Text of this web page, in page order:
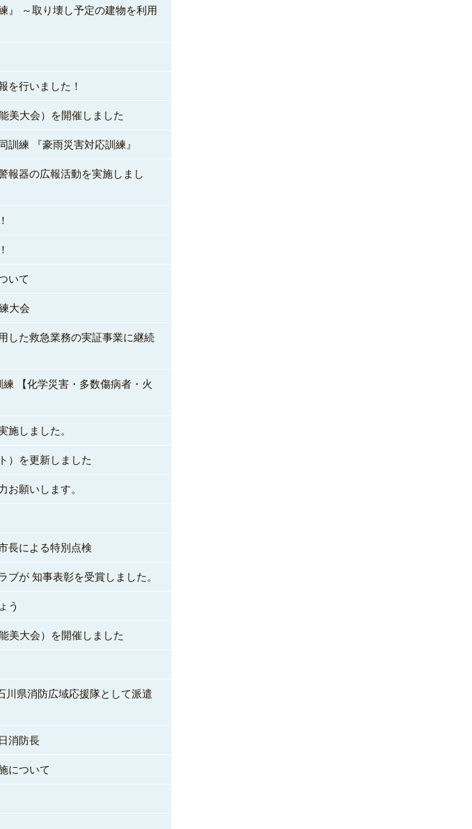
』 ～取り壊し予定の建物を利用
を行いました！
美大会）を開催しました
訓練 『豪雨災害対応訓練』
報器の広報活動を実施しまし
いて
大会
した救急業務の実証事業に継続
【化学災害・多数傷病者・火
施しました。
）を更新しました
お願いします。
長による特別点検
ブが 知事表彰を受賞しました。
う
美大会）を開催しました
川県消防広域応援隊として派遣
消防長
について